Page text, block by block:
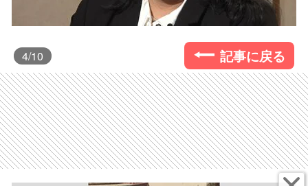
4/10 記事に戻る